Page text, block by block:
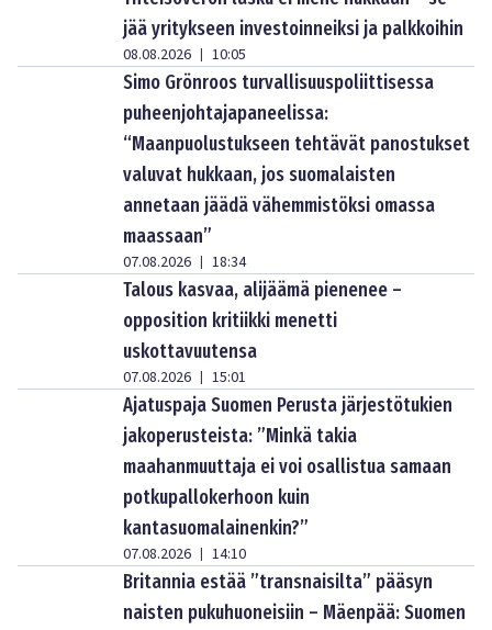
jää yritykseen investoinneiksi ja palkkoihin
08.08.2026 | 10:05
Simo Grönroos turvallisuuspoliittisessa
puheenjohtajapaneelissa:
“Maanpuolustukseen tehtävät panostukset
valuvat hukkaan, jos suomalaisten
annetaan jäädä vähemmistöksi omassa
maassaan”
07.08.2026 | 18:34
Talous kasvaa, alijäämä pienenee –
opposition kritiikki menetti
uskottavuutensa
07.08.2026 | 15:01
Ajatuspaja Suomen Perusta järjestötukien
jakoperusteista: ”Minkä takia
maahanmuuttaja ei voi osallistua samaan
potkupallokerhoon kuin
kantasuomalainenkin?”
07.08.2026 | 14:10
Britannia estää ”transnaisilta” pääsyn
naisten pukuhuoneisiin – Mäenpää: Suomen